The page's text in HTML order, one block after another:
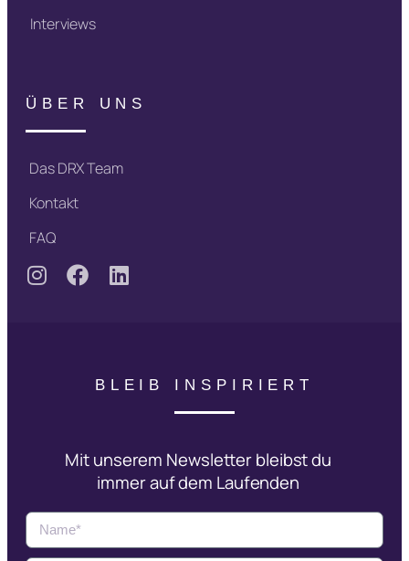
Interviews
ÜBER UNS
Das DRX Team
Kontakt
FAQ
BLEIB INSPIRIERT
Mit unserem Newsletter bleibst du
immer auf dem Laufenden